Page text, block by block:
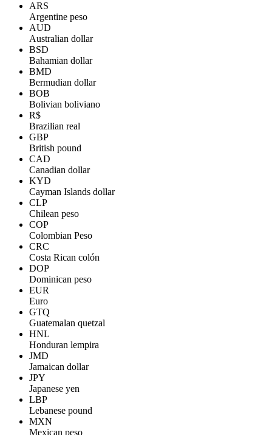
ARS
Argentine peso
AUD
Australian dollar
BSD
Bahamian dollar
BMD
Bermudian dollar
BOB
Bolivian boliviano
R$
Brazilian real
GBP
British pound
CAD
Canadian dollar
KYD
Cayman Islands dollar
CLP
Chilean peso
COP
Colombian Peso
CRC
Costa Rican colón
DOP
Dominican peso
EUR
Euro
GTQ
Guatemalan quetzal
HNL
Honduran lempira
JMD
Jamaican dollar
JPY
Japanese yen
LBP
Lebanese pound
MXN
Mexican peso